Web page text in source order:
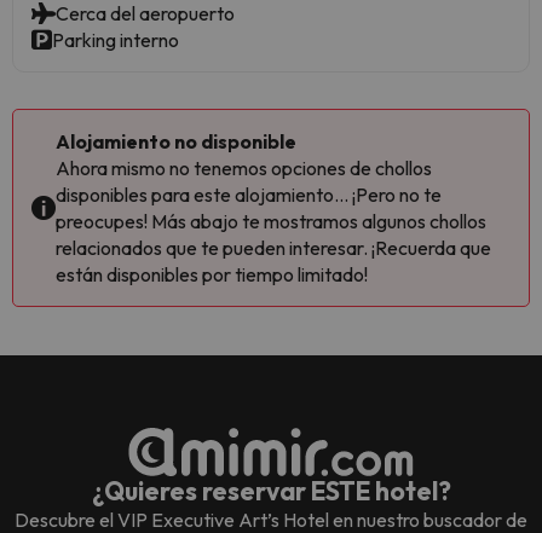
Cerca del aeropuerto
Parking interno
Alojamiento no disponible
Ahora mismo no tenemos opciones de chollos
disponibles para este alojamiento... ¡Pero no te
preocupes! Más abajo te mostramos algunos chollos
relacionados que te pueden interesar. ¡Recuerda que
están disponibles por tiempo limitado!
¿Quieres reservar ESTE hotel?
Descubre el VIP Executive Art’s Hotel en nuestro buscador de